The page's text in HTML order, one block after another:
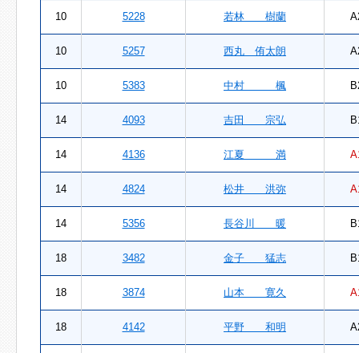
10 5228 若林 樹蘭
10 5257 西丸 侑太朗
10 5383 中村 楓
14 4093 吉田 宗弘
14 4136 江夏 満
14 4824 松井 洪弥
14 5356 長谷川 暖
18 3482 金子 猛志
18 3874 山本 寛久
18 4142 平野 和明